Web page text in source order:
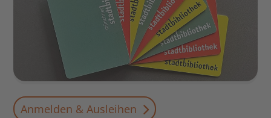
Anmelden & Ausleihen